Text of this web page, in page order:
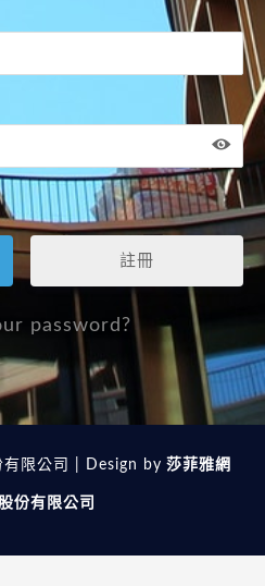
註冊
password?
限公司 | Design by 莎菲雅網
份有限公司